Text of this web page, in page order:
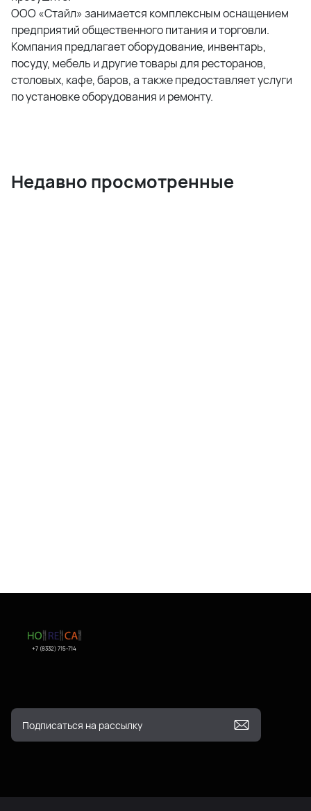
ООО «Стайл» занимается комплексным оснащением
предприятий общественного питания и торговли.
Компания предлагает оборудование, инвентарь,
посуду, мебель и другие товары для ресторанов,
столовых, кафе, баров, а также предоставляет услуги
по установке оборудования и ремонту.
Недавно просмотренные
+7 (8332) 715-714